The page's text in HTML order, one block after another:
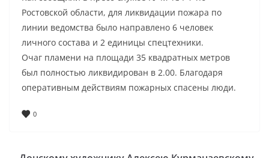
Ростовской области, для ликвидации пожара по
линии ведомства было направлено 6 человек
личного состава и 2 единицы спецтехники.
Очаг пламени на площади 35 квадратных метров
был полностью ликвидирован в 2.00. Благодаря
оперативным действиям пожарных спасены люди.
0